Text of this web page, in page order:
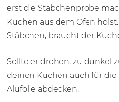
erst die Stäbchenprobe
Kuchen aus dem Ofen
Stäbchen, braucht der
Sollte er drohen, zu dunkel
deinen Kuchen auch für
Alufolie abdecken.